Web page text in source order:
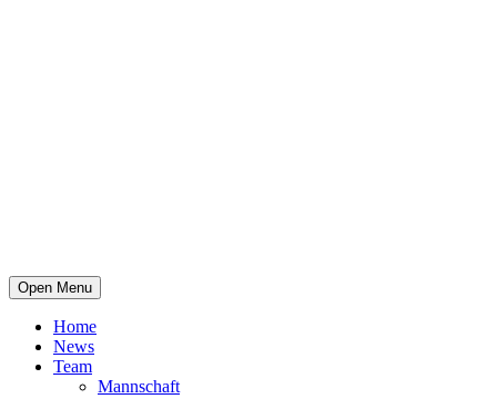
Open Menu
Home
News
Team
Mannschaft